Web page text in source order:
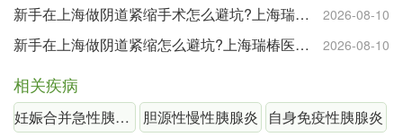
2026-08-10
新手在上海做阴道紧缩手术怎么避坑?上海瑞椿医院私密整形中心选择参考
2026-08-10
新手在上海做阴道紧缩怎么避坑?上海瑞椿医院私密整形科室选择参考
相关疾病
妊娠合并急性胰腺炎 胆源性慢性胰腺炎
自身免疫性胰腺炎